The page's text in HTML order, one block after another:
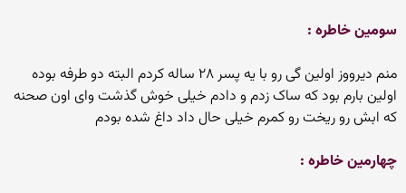
سومین خاطره :
منم دیرووز اولین گی رو با یه پسر ۲۸ ساله کردم البته دو طرفه بوده
اولین بارم بود که ساک زدم و دادم خیلی خوش گذشت وای اون صحنه
که ابش رو ریخت رو کمرم خیلی حال داد داغ شده بودم
چهارمین خاطره :